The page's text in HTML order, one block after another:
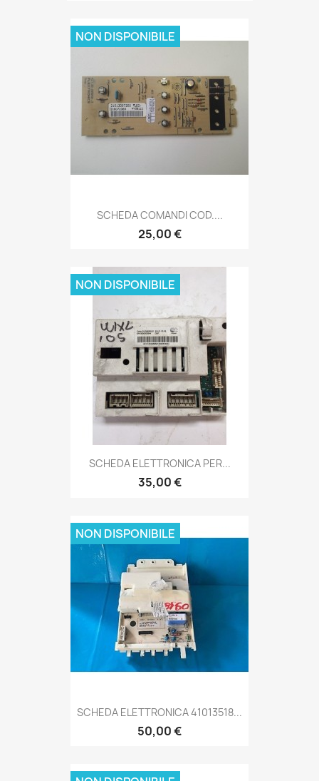
SCHEDA COMANDI COD....
25,00 €
NON DISPONIBILE
SCHEDA ELETTRONICA PER...
35,00 €
NON DISPONIBILE
SCHEDA ELETTRONICA 41013518...
50,00 €
NON DISPONIBILE